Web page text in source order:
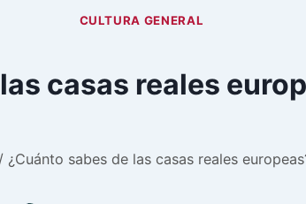
CULTURA GENERAL
casas reales
/ ¿Cuánto sabes de las casas reales